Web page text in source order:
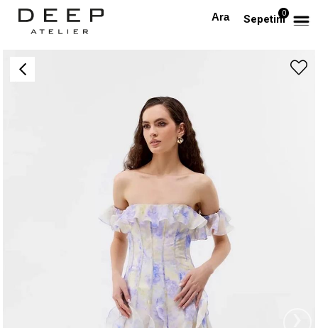
Sepetim0
Anasayfa PREMIUM Madonna Yaka Desenli Fırfırlı Premium Maksi Elbise